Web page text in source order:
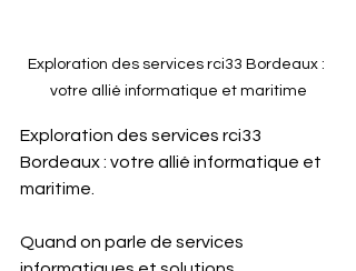
Exploration des services rci33 Bordeaux :
votre allié informatique et maritime
Exploration des services rci33
Bordeaux : votre allié informatique et
maritime.
Quand on parle de services